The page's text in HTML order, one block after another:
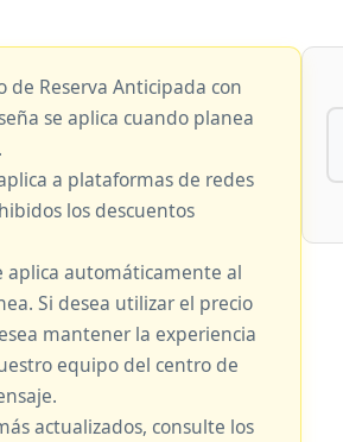
de Reserva Anticipada con
se aplica cuando planea
a plataformas de redes
los descuentos
aplica automáticamente al
Si desea utilizar el precio
mantener la experiencia
equipo del centro de
actualizados, consulte los